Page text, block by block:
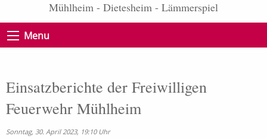
Mühlheim - Dietesheim - Lämmerspiel
Menu
Einsatzberichte der Freiwilligen
Feuerwehr Mühlheim
Sonntag, 30. April 2023, 19:10 Uhr